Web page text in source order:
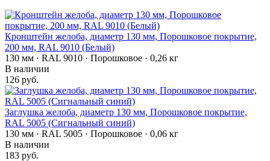
Кронштейн желоба, диаметр 130 мм, Порошковое покрытие,
200 мм, RAL 9010 (Белый)
130 мм · RAL 9010 · Порошковое · 0,26 кг
В наличии
126 руб.
Заглушка желоба, диаметр 130 мм, Порошковое покрытие,
RAL 5005 (Сигнальный синий)
130 мм · RAL 5005 · Порошковое · 0,06 кг
В наличии
183 руб.